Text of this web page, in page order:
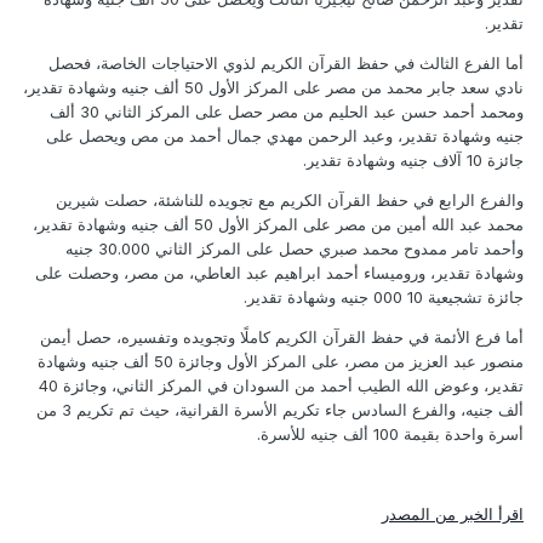
تقدير.
أما الفرع الثالث في حفظ القرآن الكريم لذوي الاحتياجات الخاصة، فحصل
نادي سعد جابر محمد من مصر على المركز الأول 50 ألف جنيه وشهادة تقدير،
ومحمد أحمد حسن عبد الحليم من مصر حصل على المركز الثاني 30 ألف
جنيه وشهادة تقدير، وعبد الرحمن مهدي جمال أحمد من مص ويحصل على
جائزة 10 آلاف جنيه وشهادة تقدير.
والفرع الرابع في حفظ القرآن الكريم مع تجويده للناشئة، حصلت شيرين
محمد عبد الله أمين من مصر على المركز الأول 50 ألف جنيه وشهادة تقدير،
وأحمد تامر ممدوح محمد صبري حصل على المركز الثاني 30.000 جنيه
وشهادة تقدير، وروميساء أحمد ابراهيم عبد العاطي، من مصر، وحصلت على
جائزة تشجيعية 10 000 جنيه وشهادة تقدير.
أما فرع الأئمة في حفظ القرآن الكريم كاملًا وتجويده وتفسيره، حصل أيمن
منصور عبد العزيز من مصر، على المركز الأول وجائزة 50 ألف جنيه وشهادة
تقدير، وعوض الله الطيب أحمد من السودان في المركز الثاني، وجائزة 40
ألف جنيه، والفرع السادس جاء تكريم الأسرة القرانية، حيث تم تكريم 3 من
أسرة واحدة بقيمة 100 ألف جنيه للأسرة.
اقرأ الخبر من المصدر